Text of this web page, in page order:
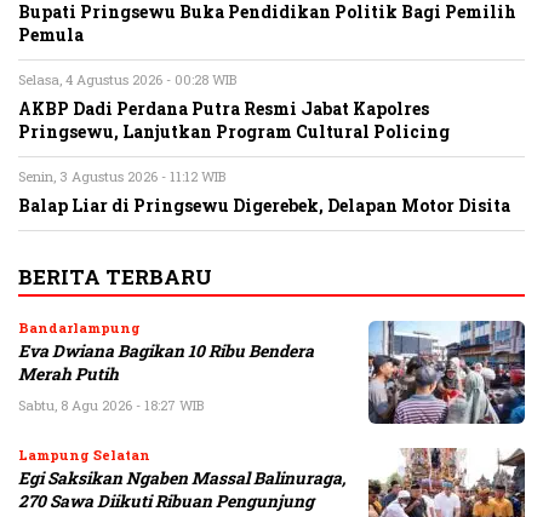
Bupati Pringsewu Buka Pendidikan Politik Bagi Pemilih
Pemula
Selasa, 4 Agustus 2026 - 00:28 WIB
AKBP Dadi Perdana Putra Resmi Jabat Kapolres
Pringsewu, Lanjutkan Program Cultural Policing
Senin, 3 Agustus 2026 - 11:12 WIB
Balap Liar di Pringsewu Digerebek, Delapan Motor Disita
BERITA TERBARU
Bandarlampung
Eva Dwiana Bagikan 10 Ribu Bendera
Merah Putih
Sabtu, 8 Agu 2026 - 18:27 WIB
Lampung Selatan
Egi Saksikan Ngaben Massal Balinuraga,
270 Sawa Diikuti Ribuan Pengunjung